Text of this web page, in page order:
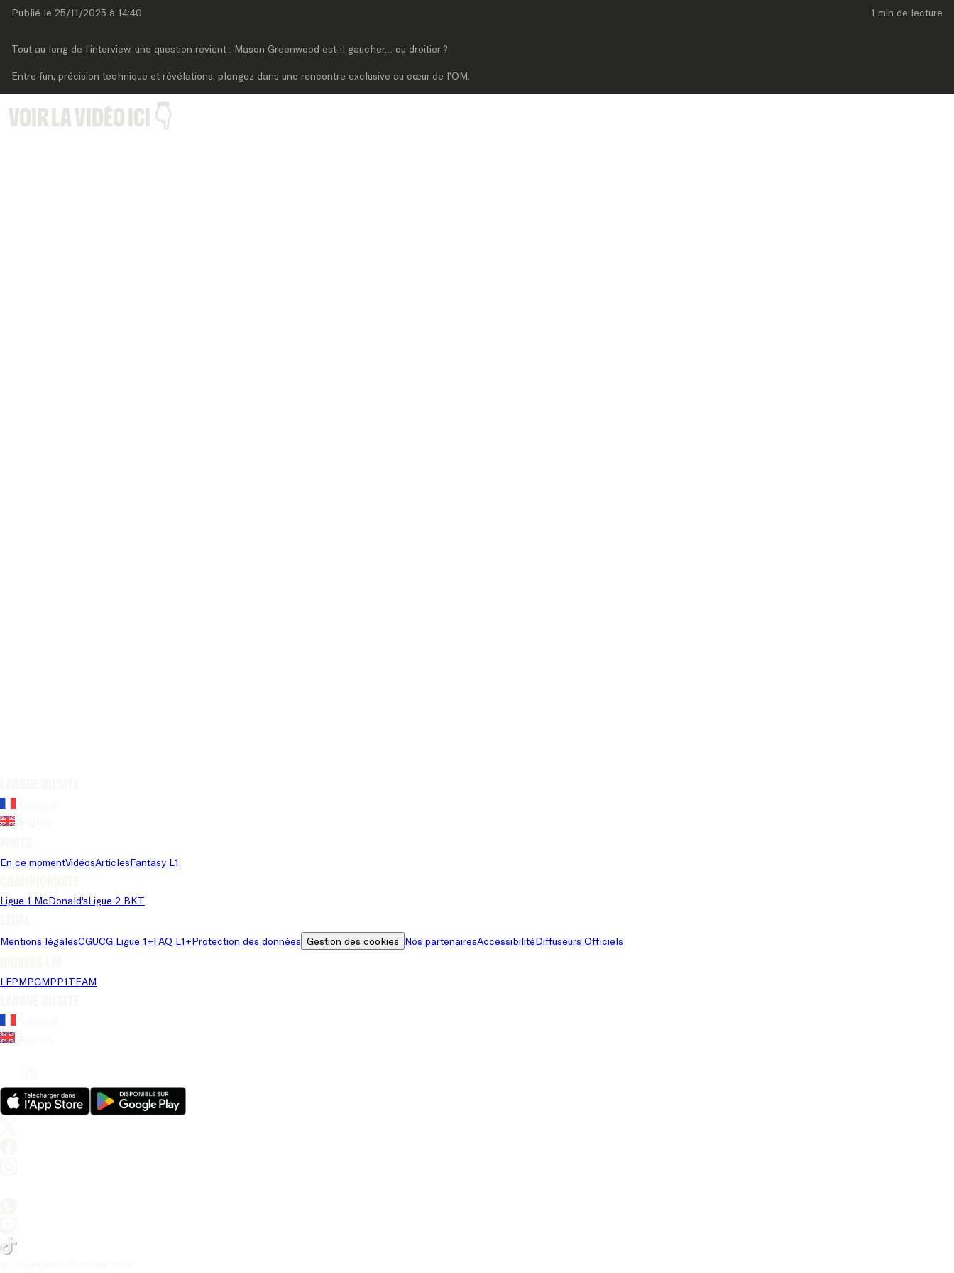
Publié le 25/11/2025 à 14:40 1 min de lecture
Tout au long de l’interview, une question revient : Mason Greenwood est-il gaucher… ou droitier ?
Entre fun, précision technique et révélations, plongez dans une rencontre exclusive au cœur de l’OM.
VOIR LA VID ÉO ICI 👇
En ce momentVidéosArticlesFantasy L1
Ligue 1 McDonald'sLigue 2 BKT
Mentions légalesCGUCG Ligue 1+FAQ L1+Protection des données Gestion des cookies Nos partenairesAccessibilitéDiffuseurs Officiels
LFPMPGMPP1TEAM